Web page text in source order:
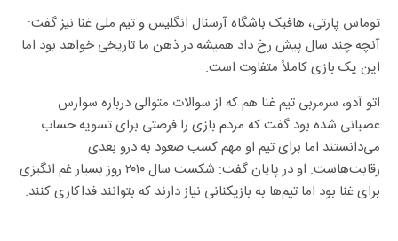
توماس پارتی، هافبک باشگاه آرسنال انگلیس و تیم ملی غنا نیز گفت:
آنچه چند سال پیش رخ داد همیشه در ذهن ما تاریخی خواهد بود اما
این یک بازی کاملاً متفاوت است.
اتو آدو، سرمربی تیم غنا هم که از سوالات متوالی درباره سوارس
عصبانی شده بود گفت که مردم بازی را فرصتی برای تسویه حساب
می‌دانستند اما برای تیم او مهم کسب صعود به درو بعدی
رقابت‌هاست. او در پایان گفت:‌ شکست سال ۲۰۱۰ روز بسیار غم انگیزی
برای غنا بود اما تیم‌ها به بازیکنانی نیاز دارند که بتوانند فداکاری کنند.